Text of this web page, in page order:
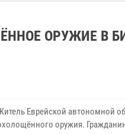
ОРУЖИЕ В
Еврейской автономной
оружия.